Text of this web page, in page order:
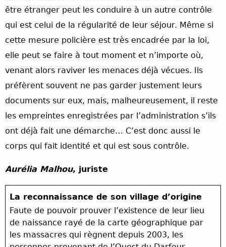
être étranger peut les conduire à un autre contrôle
qui est celui de la régularité de leur séjour. Même si
cette mesure policière est très encadrée par la loi,
elle peut se faire à tout moment et n’importe où,
venant alors raviver les menaces déjà vécues. Ils
préfèrent souvent ne pas garder justement leurs
documents sur eux, mais, malheureusement, il reste
les empreintes enregistrées par l’administration s’ils
ont déjà fait une démarche… C’est donc aussi le
corps qui fait identité et qui est sous contrôle.
Aurélia Malhou, juriste
La reconnaissance de son village d’origine
Faute de pouvoir prouver l’existence de leur lieu
de naissance rayé de la carte géographique par
les massacres qui règnent depuis 2003, les